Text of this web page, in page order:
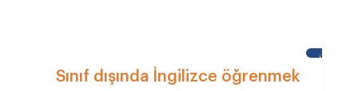
Sınıf dışında İngilizce öğrenmek